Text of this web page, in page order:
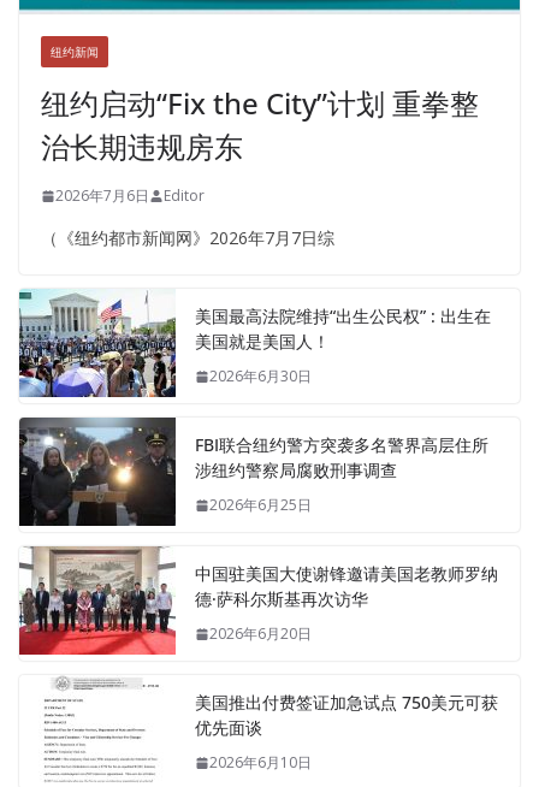
纽约新闻
纽约启动“Fix the City”计划 重拳整
治长期违规房东
2026年7月6日 Editor
（《纽约都市新闻网》2026年7月7日综
美国最高法院维持“出生公民权” : 出生在
美国就是美国人！
2026年6月30日
FBI联合纽约警方突袭多名警界高层住所
涉纽约警察局腐败刑事调查
2026年6月25日
中国驻美国大使谢锋邀请美国老教师罗纳
德·萨科尔斯基再次访华
2026年6月20日
美国推出付费签证加急试点 750美元可获
优先面谈
2026年6月10日